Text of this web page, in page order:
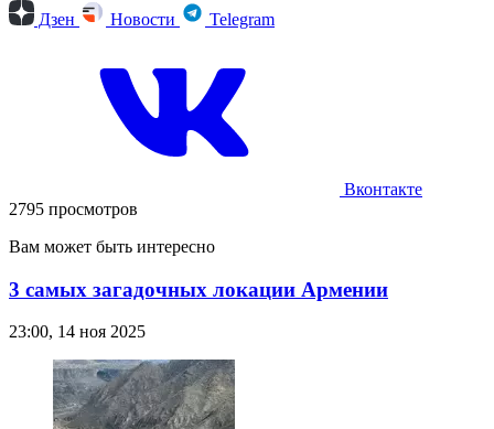
Дзен Новости Telegram
Вконтакте
2795 просмотров
Вам может быть интересно
3 самых загадочных локации Армении
23:00, 14 ноя 2025